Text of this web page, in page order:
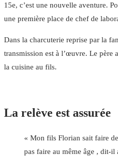
15e, c’est une nouvelle aventure.
une première place de chef de
Dans la charcuterie reprise par la
transmission est à l’œuvre. Le père
la cuisine au fils.
La relève est assurée
« Mon fils Florian sait faire
pas faire au même âge , dit-il